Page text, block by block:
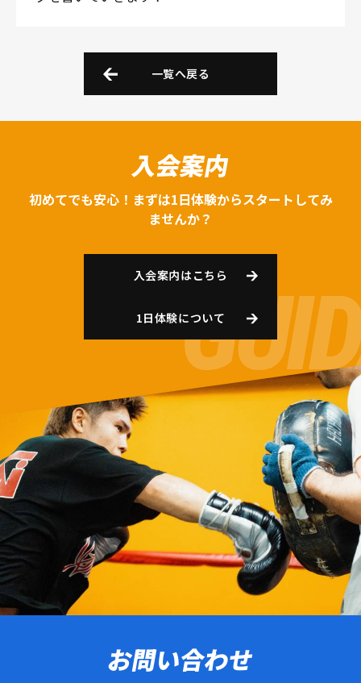
一覧へ戻る
入会案内
初めてでも安心！まずは1日体験からスタートしてみ
ませんか？
入会案内はこちら
1日体験について
お問い合わせ